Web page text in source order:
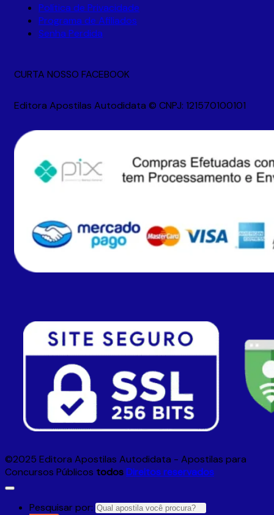
Política de Privacidade
Programa de Afiliados
Senha Perdida
CURTA NOSSO FACEBOOK
Editora Apostilas Autodidata © CNPJ: 121570100101
©2025 Editora Apostilas Autodidata - Apostilas para
Concursos Públicos todosDireitos reservados
Pesquisar por: